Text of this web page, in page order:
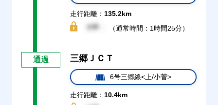
走行距離： 135.2km
（通常時間：1時間25分）
通過 三郷ＪＣＴ
6号三郷線<上/小菅>
走行距離： 10.4km